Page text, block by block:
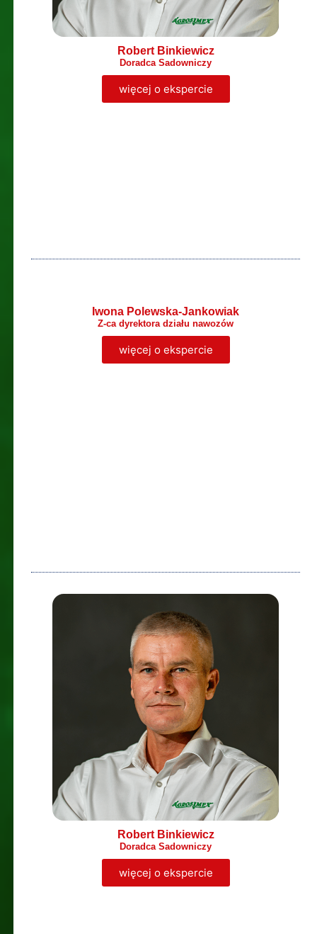
Robert Binkiewicz
Doradca Sadowniczy
więcej o ekspercie
Iwona Polewska-Jankowiak
Z-ca dyrektora działu nawozów
więcej o ekspercie
Robert Binkiewicz
Doradca Sadowniczy
więcej o ekspercie